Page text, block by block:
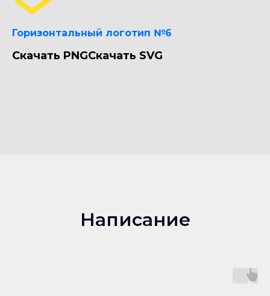
Горизонтальный логотип №6
Скачать PNGСкачать SVG
Написание